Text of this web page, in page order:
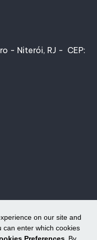
on our site and
can enter which cookies
- Niterói, RJ - CEP: